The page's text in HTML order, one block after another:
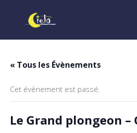
« Tous les Évènements
Cet évènement est passé.
Le Grand plongeon –